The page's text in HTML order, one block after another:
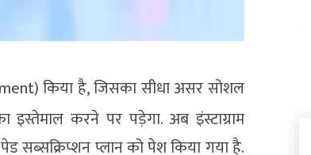
किया है, जिसका सीधा असर सोशल
करने पर पड़ेगा. अब इंस्टाग्राम
प्लान को पेश किया गया है.